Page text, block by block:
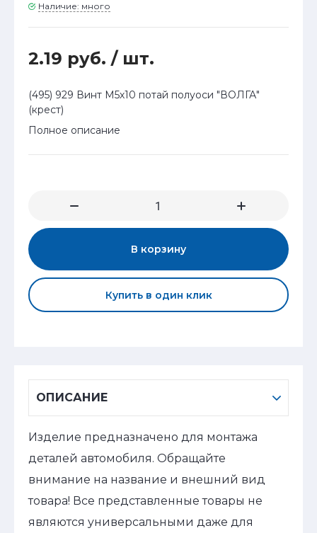
Наличие: много
2.19 руб. / шт.
(495) 929 Винт М5х10 потай полуоси "ВОЛГА"
(крест)
Полное описание
В корзину
Купить в один клик
ОПИСАНИЕ
Изделие предназначено для монтажа
деталей автомобиля. Обращайте
внимание на название и внешний вид
товара! Все представленные товары не
являются универсальными даже для